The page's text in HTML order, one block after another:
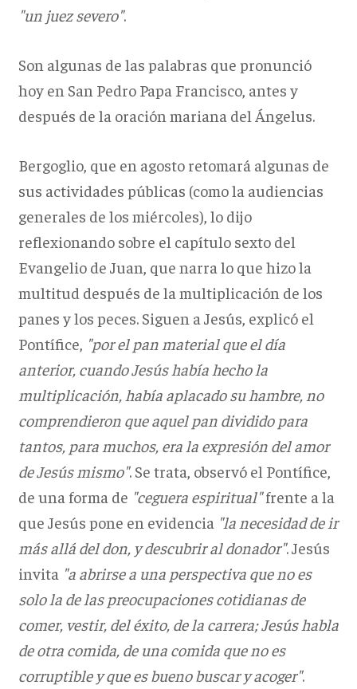
"un juez severo".
Son algunas de las palabras que pronunció
hoy en San Pedro Papa Francisco, antes y
después de la oración mariana del Ángelus.
Bergoglio, que en agosto retomará algunas de
sus actividades públicas (como la audiencias
generales de los miércoles), lo dijo
reflexionando sobre el capítulo sexto del
Evangelio de Juan, que narra lo que hizo la
multitud después de la multiplicación de los
panes y los peces. Siguen a Jesús, explicó el
Pontífice, "por el pan material que el día
anterior, cuando Jesús había hecho la
multiplicación, había aplacado su hambre, no
comprendieron que aquel pan dividido para
tantos, para muchos, era la expresión del amor
de Jesús mismo". Se trata, observó el Pontífice,
de una forma de "ceguera espiritual"frente a la
que Jesús pone en evidencia "la necesidad de ir
más allá del don, y descubrir al donador". Jesús
invita "a abrirse a una perspectiva que no es
solo la de las preocupaciones cotidianas de
comer, vestir, del éxito, de la carrera; Jesús habla
de otra comida, de una comida que no es
corruptible y que es bueno buscar y acoger".